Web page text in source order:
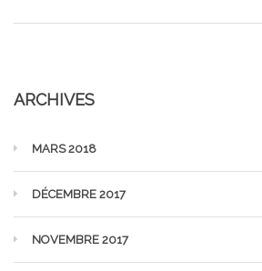
ARCHIVES
MARS 2018
DÉCEMBRE 2017
NOVEMBRE 2017